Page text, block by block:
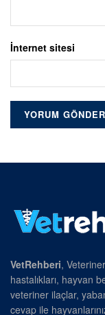
İnternet sitesi
VetRehberi,
hastalıkları, hayvan
veteriner ilaçlar,
cevap ile